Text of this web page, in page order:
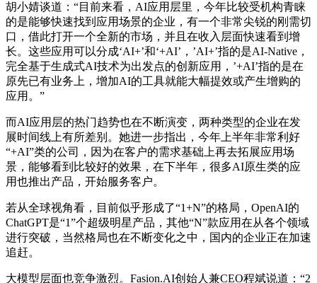
胡小婧谈道：“目前来看，AI应用层里，今年比较受机构青睐
的是能够快速找到应用场景的企业，有一个非常尖锐的刚需切
口，借此打开一个全新的市场，并且在收入层面快速看到增
长。这些应用可以分成‘AI+’和‘+AI’，’AI+’指的是AI-Native，
完全基于生成式AI技术为出发点的创新应用，’+AI’指的是在
原先已有业务上，增加AI的工具就能大幅提效或产生增购的
应用。”
而AI应用层的热门趋势也在不断演变，两种类型的企业在发
展时间线上有所差别。她进一步指出，今年上半年非常利好
“+AI”类的公司，因为在客户的需求基础上再去拓展应用场
景，能够看到比较好的效果，在下半年，很多AI原生类的应
用也推出产品，开始服务客户。
若从全球视角看，目前似乎形成了“1+N”的格局，OpenAI的
ChatGPT是“1”个超级明星产品，其他“N”款应用在从各个领域
进行突破，当然格局也在不断变化之中，国内的企业正在加速
追赶。
大模型层面也竞争激烈。Fasion.AI创始人兼CEO程斌说道：“2